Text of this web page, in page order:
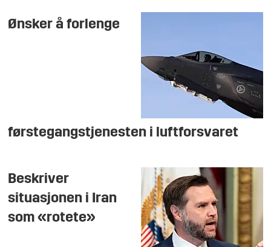
Ønsker å forlenge
førstegangstjenesten i luftforsvaret
Beskriver
situasjonen i Iran
som «rotete»